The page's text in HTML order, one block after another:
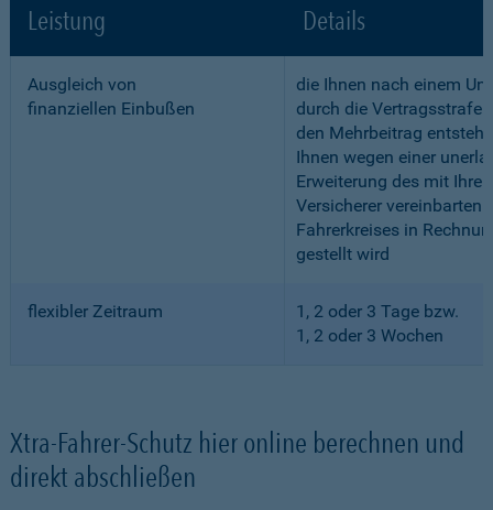
Leistung Details
Ausgleich von
finanziellen Einbußen
die Ihnen nach einem
durch die Vertragsstrafe
den Mehrbeitrag
Ihnen wegen einer
Erweiterung des mit
Versicherer vereinbarten
Fahrerkreises in
gestellt wird
flexibler Zeitraum
1, 2 oder 3 Tage bzw.
1, 2 oder 3 Wochen
Xtra-Fahrer-Schutz hier online berechnen und
direkt abschließen